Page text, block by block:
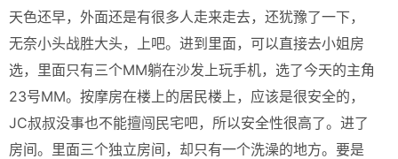
天色还早，外面还是有很多人走来走去，还犹豫了一下，
无奈小头战胜大头，上吧。进到里面，可以直接去小姐房
选，里面只有三个MM躺在沙发上玩手机，选了今天的主角
23号MM。按摩房在楼上的居民楼上，应该是很安全的，
JC叔叔没事也不能擅闯民宅吧，所以安全性很高了。进了
房间。里面三个独立房间，却只有一个洗澡的地方。要是